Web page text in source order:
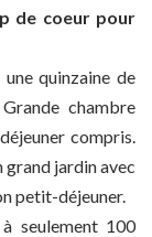
de coeur pour
une quinzaine de
chambre
compris.
grand jardin avec
petit-déjeuner.
seulement 100